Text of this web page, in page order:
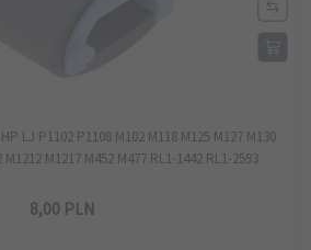
LJ P1102 P1108 M102 M118 M125 M127 M130
M1212 M1217 M452 M477 RL1-1442 RL1-2593
8,00 PLN